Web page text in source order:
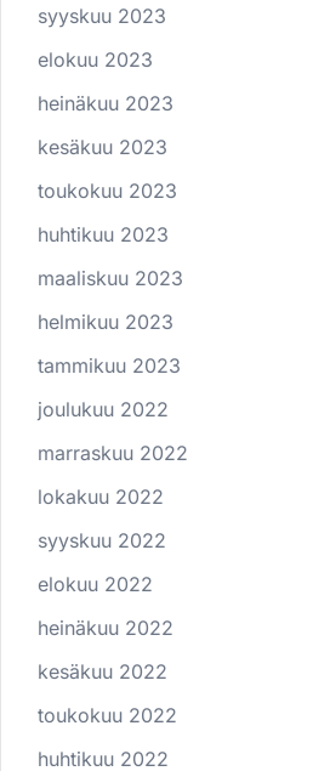
syyskuu 2023
elokuu 2023
heinäkuu 2023
kesäkuu 2023
toukokuu 2023
huhtikuu 2023
maaliskuu 2023
helmikuu 2023
tammikuu 2023
joulukuu 2022
marraskuu 2022
lokakuu 2022
syyskuu 2022
elokuu 2022
heinäkuu 2022
kesäkuu 2022
toukokuu 2022
huhtikuu 2022